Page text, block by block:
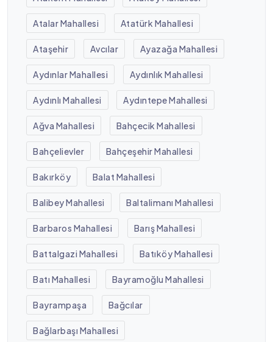
Atalar Mahallesi Atatürk Mahallesi
Ataşehir Avcılar Ayazağa Mahallesi
Aydınlar Mahallesi Aydınlık Mahallesi
Aydınlı Mahallesi Aydıntepe Mahallesi
Ağva Mahallesi Bahçecik Mahallesi
Bahçelievler Bahçeşehir Mahallesi
Bakırköy Balat Mahallesi
Balibey Mahallesi Baltalimanı Mahallesi
Barbaros Mahallesi Barış Mahallesi
Battalgazi Mahallesi Batıköy Mahallesi
Batı Mahallesi Bayramoğlu Mahallesi
Bayrampaşa Bağcılar
Bağlarbaşı Mahallesi